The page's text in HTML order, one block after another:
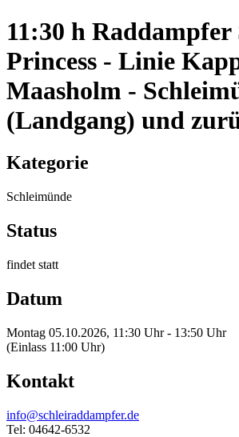
11:30 h Raddampfer
Princess - Linie
Maasholm -
(Landgang) und
Kategorie
Schleimünde
Status
findet statt
Datum
Montag 05.10.2026, 11:30 Uhr - 13:50 Uhr
(Einlass 11:00 Uhr)
Kontakt
info@schleiraddampfer.de
Tel: 04642-6532